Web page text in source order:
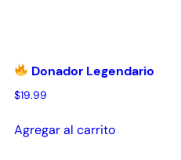
Donador Legendario
$19.99
Agregar al carrito